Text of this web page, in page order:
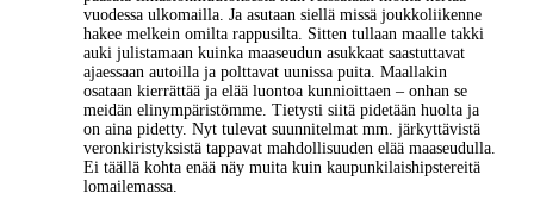
vuodessa ulkomailla. Ja asutaan siellä missä joukkoliikenne
hakee melkein omilta rappusilta. Sitten tullaan maalle takki
auki julistamaan kuinka maaseudun asukkaat saastuttavat
ajaessaan autoilla ja polttavat uunissa puita. Maallakin
osataan kierrättää ja elää luontoa kunnioittaen – onhan se
meidän elinympäristömme. Tietysti siitä pidetään huolta ja
on aina pidetty. Nyt tulevat suunnitelmat mm. järkyttävistä
veronkiristyksistä tappavat mahdollisuuden elää maaseudulla.
Ei täällä kohta enää näy muita kuin kaupunkilaishipstereitä
lomailemassa.